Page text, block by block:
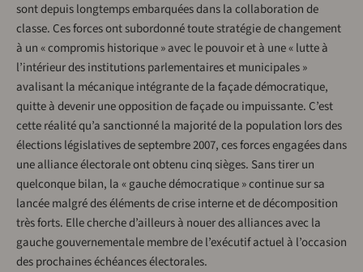
sont depuis longtemps embarquées dans la collaboration de
classe. Ces forces ont subordonné toute stratégie de changement
à un « compromis historique » avec le pouvoir et à une « lutte à
l’intérieur des institutions parlementaires et municipales »
avalisant la mécanique intégrante de la façade démocratique,
quitte à devenir une opposition de façade ou impuissante. C’est
cette réalité qu’a sanctionné la majorité de la population lors des
élections législatives de septembre 2007, ces forces engagées dans
une alliance électorale ont obtenu cinq sièges. Sans tirer un
quelconque bilan, la « gauche démocratique » continue sur sa
lancée malgré des éléments de crise interne et de décomposition
très forts. Elle cherche d’ailleurs à nouer des alliances avec la
gauche gouvernementale membre de l’exécutif actuel à l’occasion
des prochaines échéances électorales.